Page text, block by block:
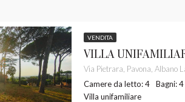
VENDITA
Camere da letto: 4
Bagni: 4
Villa unifamiliare
VENDITA IN PRIMO PIANO